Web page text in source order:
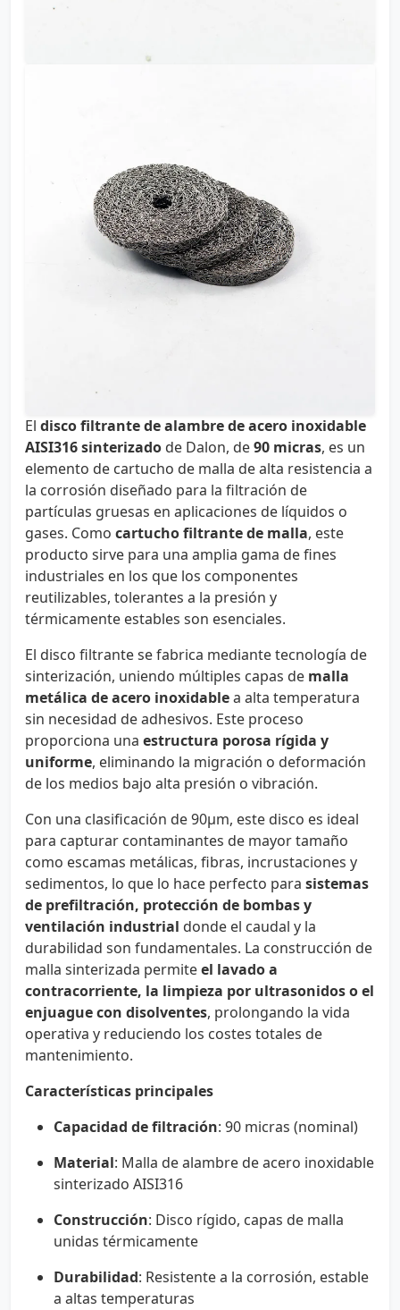
El disco filtrante de alambre de acero inoxidable
AISI316 sinterizado de Dalon, de90 micras, es un
elemento de cartucho de malla de alta resistencia a
la corrosión diseñado para la filtración de
partículas gruesas en aplicaciones de líquidos o
gases. Como cartucho filtrante de malla, este
producto sirve para una amplia gama de fines
industriales en los que los componentes
reutilizables, tolerantes a la presión y
térmicamente estables son esenciales.
El disco filtrante se fabrica mediante tecnología de
sinterización, uniendo múltiples capas de malla
metálica de acero inoxidablea alta temperatura
sin necesidad de adhesivos. Este proceso
proporciona una estructura porosa rígida y
uniforme, eliminando la migración o deformación
de los medios bajo alta presión o vibración.
Con una clasificación de 90µm, este disco es ideal
para capturar contaminantes de mayor tamaño
como escamas metálicas, fibras, incrustaciones y
sedimentos, lo que lo hace perfecto para sistemas
de prefiltración, protección de bombas y
ventilación industrial donde el caudal y la
durabilidad son fundamentales. La construcción de
malla sinterizada permiteel lavado a
contracorriente, la limpieza por ultrasonidos o el
enjuague con disolventes, prolongando la vida
operativa y reduciendo los costes totales de
mantenimiento.
Características principales
Capacidad de filtración: 90 micras (nominal)
Material: Malla de alambre de acero inoxidable
sinterizado AISI316
Construcción: Disco rígido, capas de malla
unidas térmicamente
Durabilidad: Resistente a la corrosión, estable
a altas temperaturas